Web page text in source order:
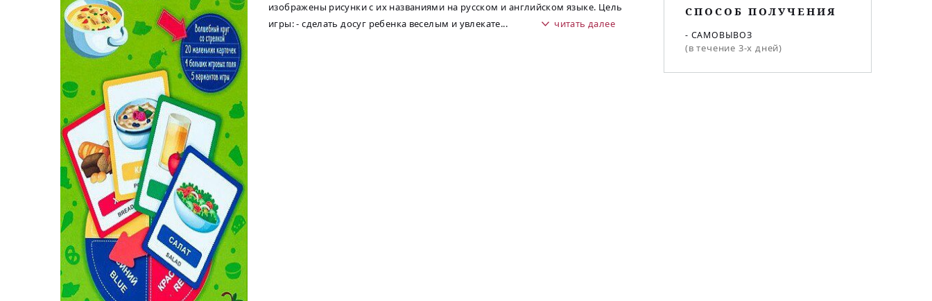
изображены рисунки с их названиями на русском и английском языке. Цель
игры: - сделать досуг ребенка веселым и увлекате... читать далее
СПОСОБ ПОЛУЧЕНИЯ
- САМОВЫВОЗ
(в течение 3-х дней)